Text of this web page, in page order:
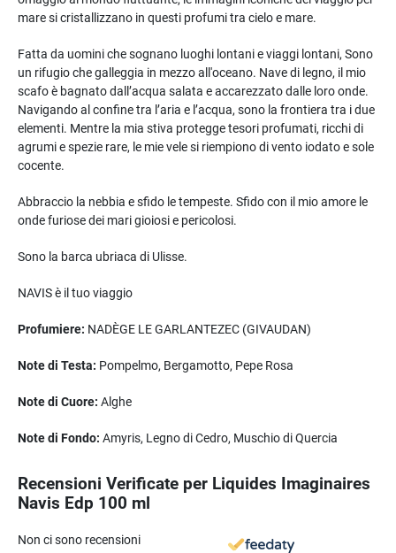
mare si cristallizzano in questi profumi tra cielo e mare.
Fatta da uomini che sognano luoghi lontani e viaggi lontani, Sono
un rifugio che galleggia in mezzo all'oceano. Nave di legno, il mio
scafo è bagnato dall’acqua salata e accarezzato dalle loro onde.
Navigando al confine tra l’aria e l’acqua, sono la frontiera tra i due
elementi. Mentre la mia stiva protegge tesori profumati, ricchi di
agrumi e spezie rare, le mie vele si riempiono di vento iodato e sole
cocente.
Abbraccio la nebbia e sfido le tempeste. Sfido con il mio amore le
onde furiose dei mari gioiosi e pericolosi.
Sono la barca ubriaca di Ulisse.
NAVIS è il tuo viaggio
Profumiere: NADÈGE LE GARLANTEZEC (GIVAUDAN)
Note di Testa: Pompelmo, Bergamotto, Pepe Rosa
Note di Cuore: Alghe
Note di Fondo: Amyris, Legno di Cedro, Muschio di Quercia
Recensioni Verificate per Liquides Imaginaires
Navis Edp 100 ml
Non ci sono recensioni